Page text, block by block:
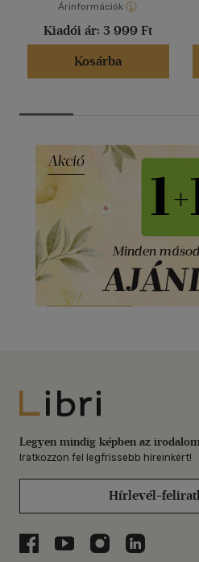
Árinformációk
Kiadói ár: 3 999 Ft
Kosárba
Libri
Legyen mindig képben az
Iratkozzon fel legfrissebb híreinkért!
Hírlevél-
Libri a Facebookon
Libri a Youtube-on
Libri azLibri a